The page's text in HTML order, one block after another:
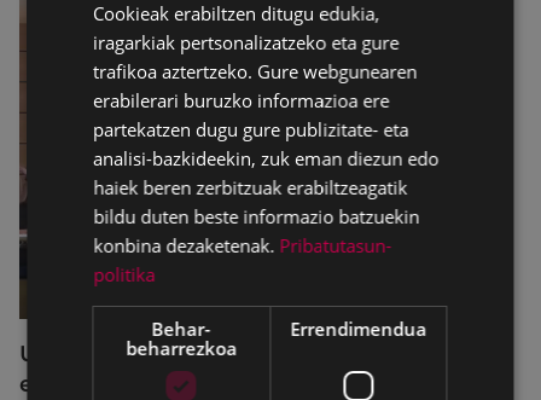
Udalbatzak 2026ko uztailaren 27an
egindako bilkuran hartutako erabakiak
Cookieak erabiltzen ditugu edukia,
iragarkiak pertsonalizatzeko eta gure
trafikoa aztertzeko. Gure webgunearen
erabilerari buruzko informazioa ere
partekatzen dugu gure publizitate- eta
analisi-bazkideekin, zuk eman diezun edo
haiek beren zerbitzuak erabiltzeagatik
bildu duten beste informazio batzuekin
konbina dezaketenak. Pribatutasun-
politika
Behar-
beharrezkoa
Errendimendua